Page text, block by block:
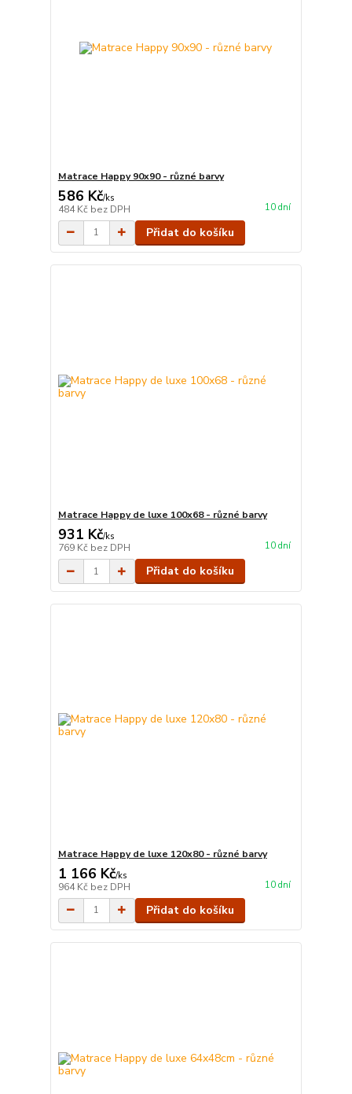
Matrace Happy 90x90 - různé barvy
586 Kč/ks
484 Kč bez DPH 10 dní
Přidat do košíku
Matrace Happy de luxe 100x68 - různé barvy
931 Kč/ks
769 Kč bez DPH 10 dní
Přidat do košíku
Matrace Happy de luxe 120x80 - různé barvy
1 166 Kč/ks
964 Kč bez DPH 10 dní
Přidat do košíku